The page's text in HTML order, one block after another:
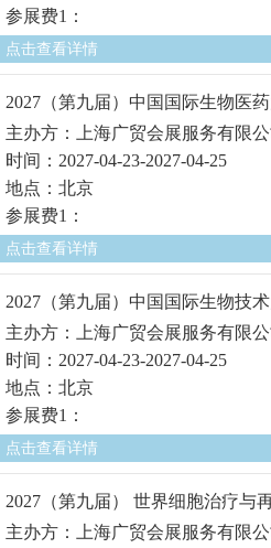
参展费1：
点击查看详情
2027（第九届）中国国际生物医
主办方：上海广贸会展服务有限公
时间：2027-04-23-2027-04-25
地点：北京
参展费1：
点击查看详情
2027（第九届）中国国际生物技
主办方：上海广贸会展服务有限公
时间：2027-04-23-2027-04-25
地点：北京
参展费1：
点击查看详情
2027（第九届） 世界细胞治疗与
主办方：上海广贸会展服务有限公